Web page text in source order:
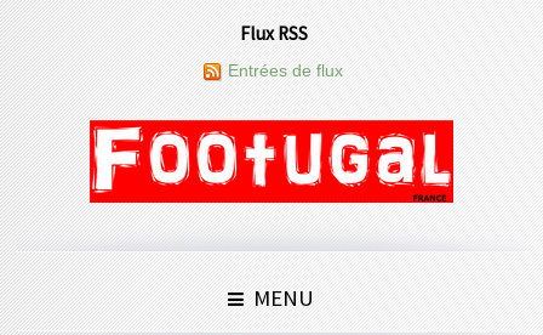
Flux RSS
Entrées de flux
MENU